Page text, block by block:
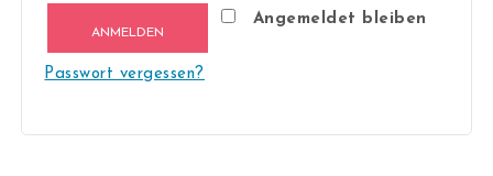
Angemeldet bleiben
ANMELDEN
Passwort vergessen?